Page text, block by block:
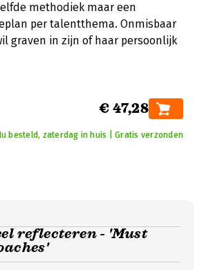
methodiek maar een
per talentthema. Onmisbaar
graven in zijn of haar persoonlijk
€ 47,28
besteld, zaterdag in huis | Gratis verzonden
reflecteren - 'Must